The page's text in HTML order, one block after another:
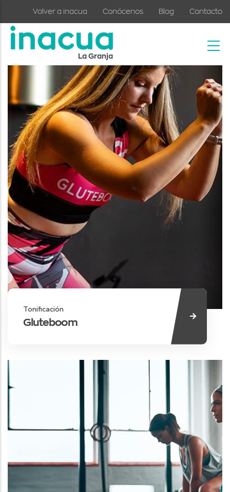
Skip to main content
Volver a inacua Conócenos Blog Contacto
La Granja
Tonificación
Gluteboom